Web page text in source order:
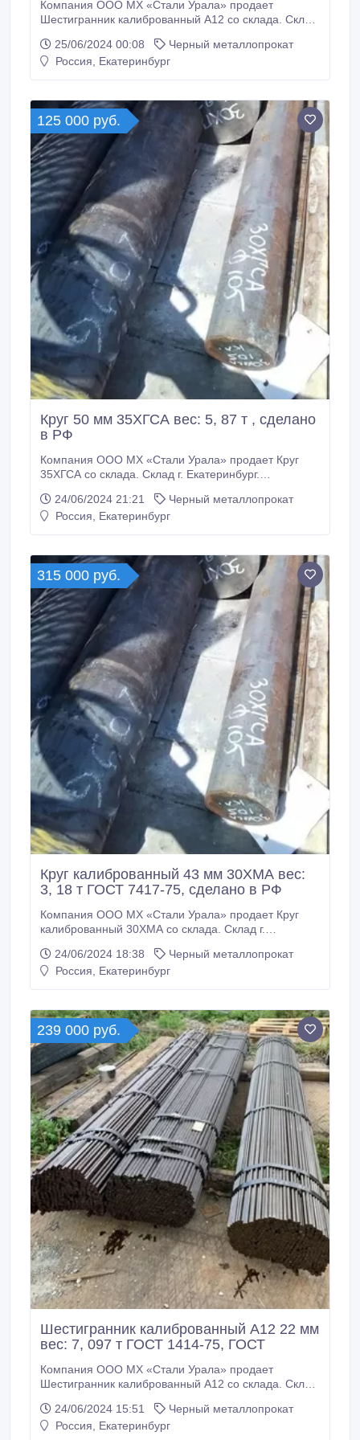
Компания ООО МХ «Стали Урала» продает
Шестигранник калиброванный А12 со склада. Склад
компаниями по всей России. Все шестигранники с
сертификатами! * Шестигранник калиброванный
Шестигранник калиброванный А12 27 мм, ГОСТ
1414-75, ГОСТ 8560-78, остаток: 12, 485 т, цена:
239000 руб.
25/06/2024 00:08
Черный металлопрокат
Россия, Екатеринбург
125 000 руб.
Круг 50 мм 35ХГСА вес: 5, 87 т , сделано
в РФ
Компания ООО МХ «Стали Урала» продает Круг
35ХГСА со склада. Склад г. Екатеринбург.
России. Все круги с сертификатами! * Круг 35ХГСА
50 мм, вес: 5, 87 т , 125000 руб. с НДС * Еще из
ГОСТ 4543-2016 ГОСТ 2590-2006, остаток: 1, 102 т,
цена: 125000 руб.
24/06/2024 21:21
Черный металлопрокат
Россия, Екатеринбург
315 000 руб.
Круг калиброванный 43 мм 30ХМА вес:
3, 18 т ГОСТ 7417-75, сделано в РФ
Компания ООО МХ «Стали Урала» продает Круг
калиброванный 30ХМА со склада. Склад г.
компаниями по всей России. Все круги с
сертификатами! * Круг калиброванный 30ХМА 43
мм, ГОСТ 7417-75, остаток: 5, 587 т, цена: 315000
руб.
24/06/2024 18:38
Черный металлопрокат
Россия, Екатеринбург
239 000 руб.
Шестигранник калиброванный А12 22 мм
вес: 7, 097 т ГОСТ 1414-75, ГОСТ
Компания ООО МХ «Стали Урала» продает
Шестигранник калиброванный А12 со склада. Склад
компаниями по всей России. Все шестигранники с
сертификатами! * Шестигранник калиброванный
24/06/2024 15:51
Черный металлопрокат
Россия, Екатеринбург